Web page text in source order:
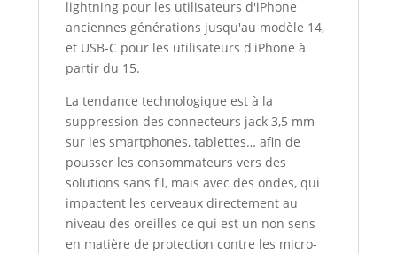
lightning pour les utilisateurs d'iPhone
anciennes générations jusqu'au modèle 14,
et USB-C pour les utilisateurs d'iPhone à
partir du 15.
La tendance technologique est à la
suppression des connecteurs jack 3,5 mm
sur les smartphones, tablettes… afin de
pousser les consommateurs vers des
solutions sans fil, mais avec des ondes, qui
impactent les cerveaux directement au
niveau des oreilles ce qui est un non sens
en matière de protection contre les micro-